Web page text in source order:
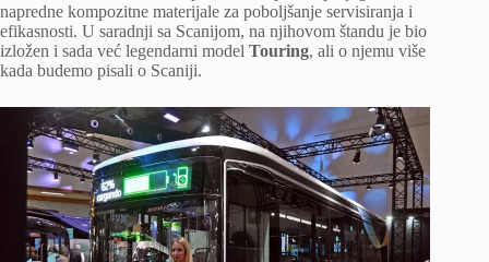
napredne kompozitne materijale za poboljšanje servisiranja i
efikasnosti. U saradnji sa Scanijom, na njihovom štandu je bio
izložen i sada već legendarni model Touring, ali o njemu više
kada budemo pisali o Scaniji.